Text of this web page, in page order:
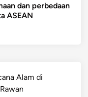
dan perbedaan
ASEAN
Alam di